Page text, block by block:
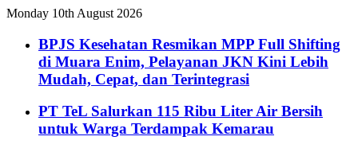
Monday 10th August 2026
BPJS Kesehatan Resmikan MPP Full Shifting
di Muara Enim, Pelayanan JKN Kini Lebih
Mudah, Cepat, dan Terintegrasi
PT TeL Salurkan 115 Ribu Liter Air Bersih
untuk Warga Terdampak Kemarau